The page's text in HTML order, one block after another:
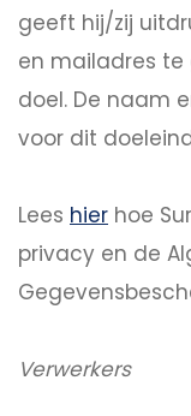
geeft hij/zij
en mailadres
doel. De naam
voor dit
Lees hier hoe
privacy en de
Verwerkers